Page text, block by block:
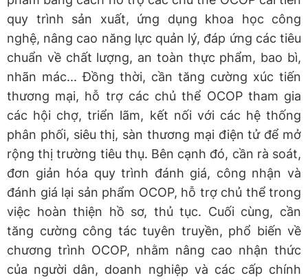
quy trình sản xuất, ứng dụng khoa học công
nghệ, nâng cao năng lực quản lý, đáp ứng các tiêu
chuẩn về chất lượng, an toàn thực phẩm, bao bì,
nhãn mác... Đồng thời, cần tăng cường xúc tiến
thương mại, hỗ trợ các chủ thể OCOP tham gia
các hội chợ, triển lãm, kết nối với các hệ thống
phân phối, siêu thị, sàn thương mại điện tử để mở
rộng thị trường tiêu thụ. Bên cạnh đó, cần rà soát,
đơn giản hóa quy trình đánh giá, công nhận và
đánh giá lại sản phẩm OCOP, hỗ trợ chủ thể trong
việc hoàn thiện hồ sơ, thủ tục. Cuối cùng, cần
tăng cường công tác tuyên truyền, phổ biến về
chương trình OCOP, nhằm nâng cao nhận thức
của người dân, doanh nghiệp và các cấp chính